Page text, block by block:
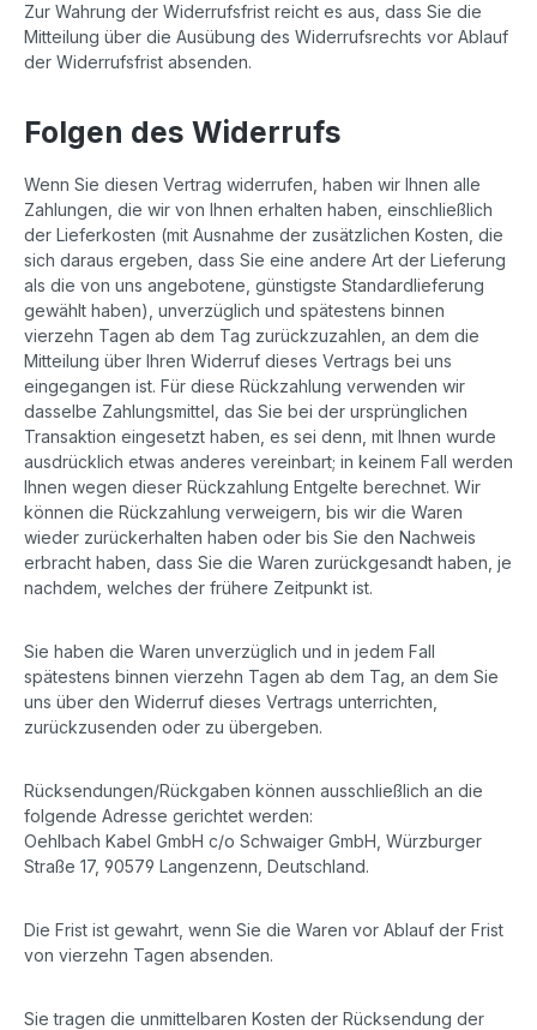
Zur Wahrung der Widerrufsfrist reicht es aus, dass Sie die
Mitteilung über die Ausübung des Widerrufsrechts vor Ablauf
der Widerrufsfrist absenden.
Folgen des Widerrufs
Wenn Sie diesen Vertrag widerrufen, haben wir Ihnen alle
Zahlungen, die wir von Ihnen erhalten haben, einschließlich
der Lieferkosten (mit Ausnahme der zusätzlichen Kosten, die
sich daraus ergeben, dass Sie eine andere Art der Lieferung
als die von uns angebotene, günstigste Standardlieferung
gewählt haben), unverzüglich und spätestens binnen
vierzehn Tagen ab dem Tag zurückzuzahlen, an dem die
Mitteilung über Ihren Widerruf dieses Vertrags bei uns
eingegangen ist. Für diese Rückzahlung verwenden wir
dasselbe Zahlungsmittel, das Sie bei der ursprünglichen
Transaktion eingesetzt haben, es sei denn, mit Ihnen wurde
ausdrücklich etwas anderes vereinbart; in keinem Fall werden
Ihnen wegen dieser Rückzahlung Entgelte berechnet. Wir
können die Rückzahlung verweigern, bis wir die Waren
wieder zurückerhalten haben oder bis Sie den Nachweis
erbracht haben, dass Sie die Waren zurückgesandt haben, je
nachdem, welches der frühere Zeitpunkt ist.
Sie haben die Waren unverzüglich und in jedem Fall
spätestens binnen vierzehn Tagen ab dem Tag, an dem Sie
uns über den Widerruf dieses Vertrags unterrichten,
zurückzusenden oder zu übergeben.
Rücksendungen/Rückgaben können ausschließlich an die
folgende Adresse gerichtet werden:
Oehlbach Kabel GmbH c/o Schwaiger GmbH, Würzburger
Straße 17, 90579 Langenzenn, Deutschland.
Die Frist ist gewahrt, wenn Sie die Waren vor Ablauf der Frist
von vierzehn Tagen absenden.
Sie tragen die unmittelbaren Kosten der Rücksendung der